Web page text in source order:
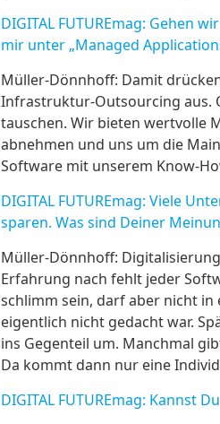
DIGITAL FUTUREmag: Gehen
mir unter „Managed
Müller-Dönnhoff: Damit
Infrastruktur-Outsourcing aus.
tauschen. Wir bieten wertvolle
abnehmen und uns um die
Software mit unserem Know-
DIGITAL FUTUREmag: Viele
sparen. Was sind Deiner
Müller-Dönnhoff:
Erfahrung nach fehlt jeder
schlimm sein, darf aber nicht
eigentlich nicht gedacht war.
ins Gegenteil um. Manchmal
Da kommt dann nur eine
DIGITAL FUTUREmag: Kannst